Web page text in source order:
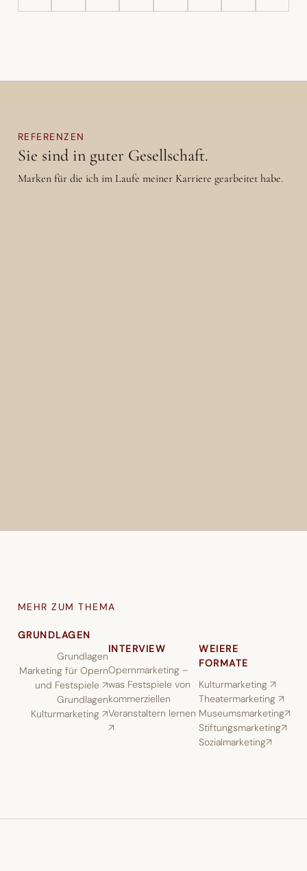
REFERENZEN
Sie sind in guter Gesellschaft.
Marken für die ich im Laufe meiner Karriere gearbeitet habe.
MEHR ZUM THEMA
GRUNDLAGEN
Grundlagen
Marketing für Opern
und Festspiele ↗︎
Grundlagen
Kulturmarketing ↗︎
INTERVIEW
Opernmarketing –
was Festspiele von
kommerziellen
Veranstaltern lernen
↗︎
WEIERE
FORMATE
Kulturmarketing ↗︎
Theatermarketing ↗︎
Museumsmarketing↗︎
Stiftungsmarketing↗︎
Sozialmarketing↗︎